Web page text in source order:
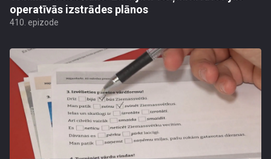
operatīvās izstrādes plānos
410. epizode